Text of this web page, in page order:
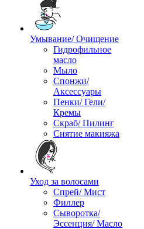
Умывание/ Очищение
Гидрофильное
масло
Мыло
Спонжи/
Аксессуары
Пенки/ Гели/
Кремы
Скраб/ Пилинг
Снятие макияжа
Уход за волосами
Спрей/ Мист
Филлер
Сыворотка/
Эссенция/ Масло